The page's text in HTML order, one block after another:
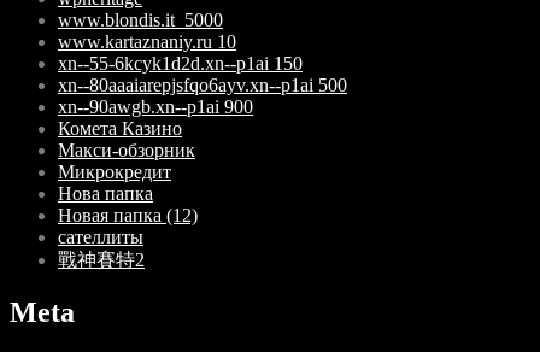
www.blondis.it_5000
www.kartaznaniy.ru 10
xn--55-6kcyk1d2d.xn--p1ai 150
xn--80aaaiarepjsfqo6ayv.xn--p1ai 500
xn--90awgb.xn--p1ai 900
Комета Казино
Макси-обзорник
Микрокредит
Нова папка
Новая папка (12)
сателлиты
戰神賽特2
Meta